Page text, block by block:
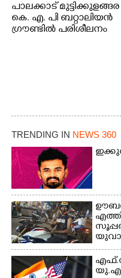
പാലക്കാട് മുട്ടിക്കുളങ്ങര
കെ. എ. പി ബറ്റാലിയൻ
ഗ്രൗണ്ടിൽ പരിശീലനം
TRENDING IN NEWS 360